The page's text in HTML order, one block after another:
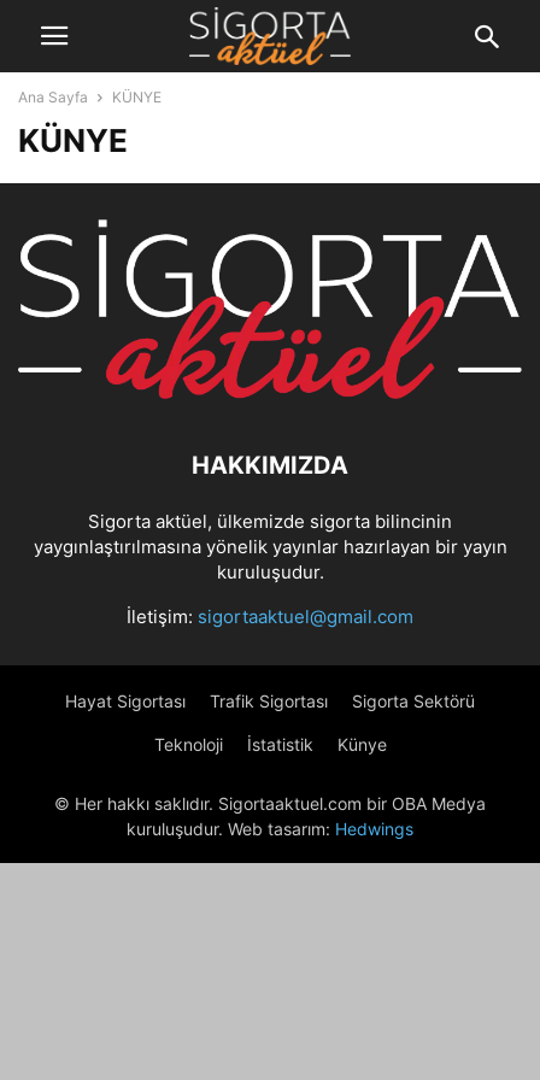
Ana Sayfa KÜNYE
KÜNYE
HAKKIMIZDA
Sigorta aktüel, ülkemizde sigorta bilincinin
yaygınlaştırılmasına yönelik yayınlar hazırlayan bir yayın
kuruluşudur.
İletişim: sigortaaktuel@gmail.com
Hayat Sigortası Trafik Sigortası Sigorta Sektörü
Teknoloji İstatistik Künye
© Her hakkı saklıdır. Sigortaaktuel.com bir OBA Medya
kuruluşudur. Web tasarım: Hedwings